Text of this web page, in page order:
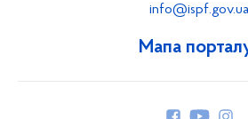
Мапа
info@ispf.gov.ua